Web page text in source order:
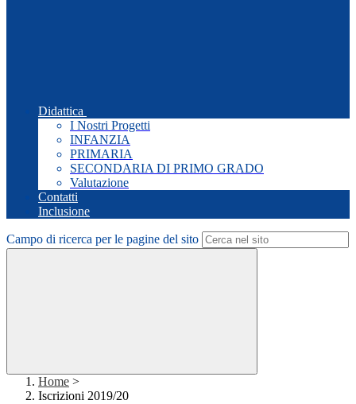
Didattica
I Nostri Progetti
INFANZIA
PRIMARIA
SECONDARIA DI PRIMO GRADO
Valutazione
Contatti
Inclusione
Campo di ricerca per le pagine del sito
Home >
Iscrizioni 2019/20